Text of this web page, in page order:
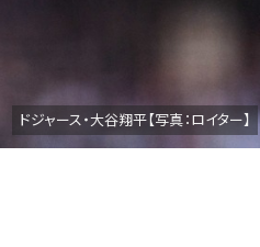
ドジャース・大谷翔平【写真：ロイター】